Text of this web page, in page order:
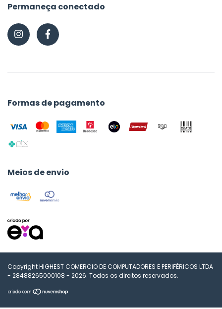
Permaneça conectado
Formas de pagamento
Meios de envio
Copyright HIGHEST COMERCIO DE COMPUTADORES E PERIFÉRICOS LTDA
- 28488265000108 - 2026. Todos os direitos reservados.